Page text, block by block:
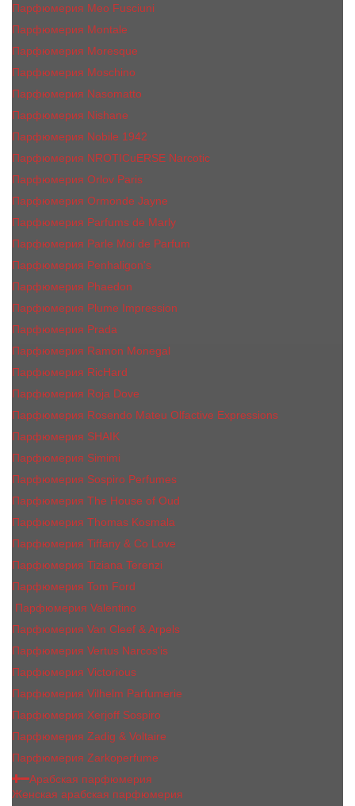
Парфюмерия Meo Fusciuni
Парфюмерия Montale
Парфюмерия Moresque
Парфюмерия Moschino
Парфюмерия Nasomatto
Парфюмерия Nishane
Парфюмерия Nobile 1942
Парфюмерия NROTICuERSE Narcotic
Парфюмерия Orlov Paris
Парфюмерия Ormonde Jayne
Парфюмерия Parfums de Marly
Парфюмерия Parle Moi de Parfum
Парфюмерия Penhaligon's
Парфюмерия Phaedon
Парфюмерия Plume Impression
Парфюмерия Prada
Парфюмерия Ramon Monegal
Парфюмерия RicHard
Парфюмерия Roja Dove
Парфюмерия Rosendo Mateu Olfactive Expressions
Парфюмерия SHAIK
Парфюмерия Simimi
Парфюмерия Sospiro Perfumes
Парфюмерия The House of Oud
Парфюмерия Thomas Kosmala
Парфюмерия Tiffany & Co Love
Парфюмерия Tiziana Terenzi
Парфюмерия Tom Ford
Парфюмерия Valentino
Парфюмерия Van Cleef & Arpels
Парфюмерия Vertus Narcos'is
Парфюмерия Victorious
Парфюмерия Vilhelm Parfumerie
Парфюмерия Xerjoff Sospiro
Парфюмерия Zadig & Voltaire
Парфюмерия Zarkoperfume
Арабская парфюмерия
Женская арабская парфюмерия